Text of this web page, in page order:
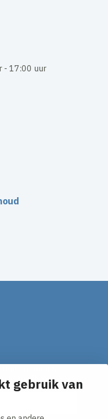
gebruik van
- 17:00 uur
je mailbox!